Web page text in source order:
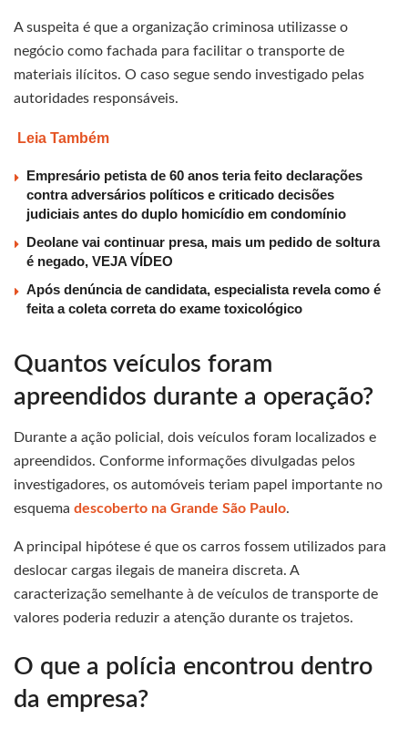
A suspeita é que a organização criminosa utilizasse o
negócio como fachada para facilitar o transporte de
materiais ilícitos. O caso segue sendo investigado pelas
autoridades responsáveis.
Leia Também
Empresário petista de 60 anos teria feito declarações
contra adversários políticos e criticado decisões
judiciais antes do duplo homicídio em condomínio
Deolane vai continuar presa, mais um pedido de soltura
é negado, VEJA VÍDEO
Após denúncia de candidata, especialista revela como é
feita a coleta correta do exame toxicológico
Quantos veículos foram
apreendidos durante a operação?
Durante a ação policial, dois veículos foram localizados e
apreendidos. Conforme informações divulgadas pelos
investigadores, os automóveis teriam papel importante no
esquema descoberto na Grande São Paulo.
A principal hipótese é que os carros fossem utilizados para
deslocar cargas ilegais de maneira discreta. A
caracterização semelhante à de veículos de transporte de
valores poderia reduzir a atenção durante os trajetos.
O que a polícia encontrou dentro
da empresa?